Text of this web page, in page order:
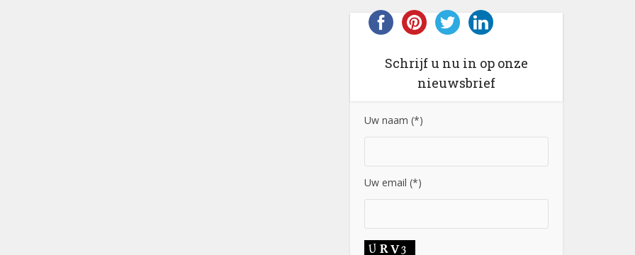
Schrijf u nu in op onze
nieuwsbrief
Uw naam (*)
Uw email (*)